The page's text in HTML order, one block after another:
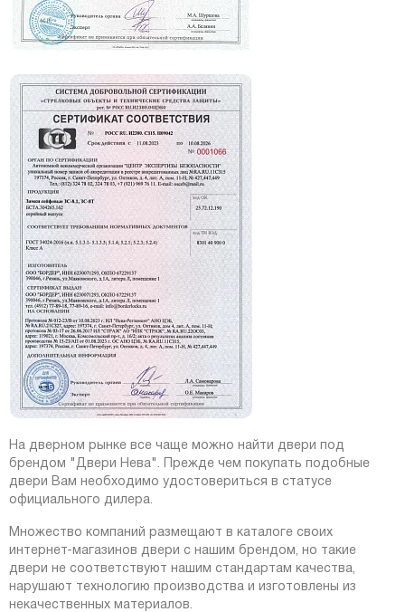
На дверном рынке все чаще можно найти двери под
брендом "Двери Нева". Прежде чем покупать подобные
двери Вам необходимо удостовериться в статусе
официального дилера.
Множество компаний размещают в каталоге своих
интернет-магазинов двери с нашим брендом, но такие
двери не соответствуют нашим стандартам качества,
нарушают технологию производства и изготовлены из
некачественных материалов.